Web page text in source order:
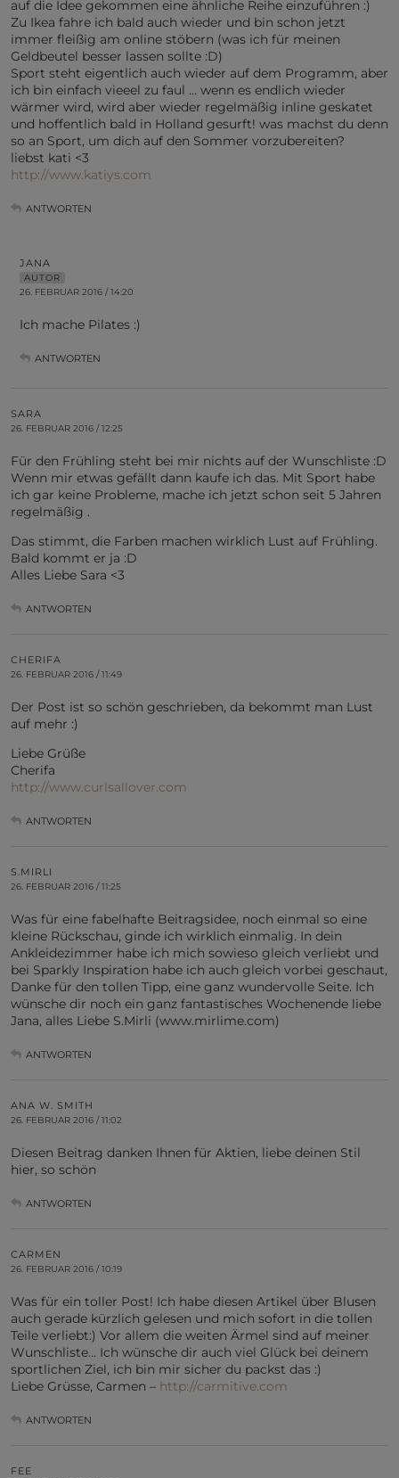
auf die Idee gekommen eine ähnliche Reihe einzuführen :)
Zu Ikea fahre ich bald auch wieder und bin schon jetzt
immer fleißig am online stöbern (was ich für meinen
Geldbeutel besser lassen sollte :D)
Sport steht eigentlich auch wieder auf dem Programm, aber
ich bin einfach vieeel zu faul … wenn es endlich wieder
wärmer wird, wird aber wieder regelmäßig inline geskatet
und hoffentlich bald in Holland gesurft! was machst du denn
so an Sport, um dich auf den Sommer vorzubereiten?
liebst kati <3
http://www.katiys.com
ANTWORTEN
JANA
AUTOR
26. FEBRUAR 2016 / 14:20
Ich mache Pilates :)
ANTWORTEN
SARA
26. FEBRUAR 2016 / 12:25
Für den Frühling steht bei mir nichts auf der Wunschliste :D
Wenn mir etwas gefällt dann kaufe ich das. Mit Sport habe
ich gar keine Probleme, mache ich jetzt schon seit 5 Jahren
regelmäßig .
Das stimmt, die Farben machen wirklich Lust auf Frühling.
Bald kommt er ja :D
Alles Liebe Sara <3
ANTWORTEN
CHERIFA
26. FEBRUAR 2016 / 11:49
Der Post ist so schön geschrieben, da bekommt man Lust
auf mehr :)
Liebe Grüße
Cherifa
http://www.curlsallover.com
ANTWORTEN
S.MIRLI
26. FEBRUAR 2016 / 11:25
Was für eine fabelhafte Beitragsidee, noch einmal so eine
kleine Rückschau, ginde ich wirklich einmalig. In dein
Ankleidezimmer habe ich mich sowieso gleich verliebt und
bei Sparkly Inspiration habe ich auch gleich vorbei geschaut,
Danke für den tollen Tipp, eine ganz wundervolle Seite. Ich
wünsche dir noch ein ganz fantastisches Wochenende liebe
Jana, alles Liebe S.Mirli (www.mirlime.com)
ANTWORTEN
ANA W. SMITH
26. FEBRUAR 2016 / 11:02
Diesen Beitrag danken Ihnen für Aktien, liebe deinen Stil
hier, so schön
ANTWORTEN
CARMEN
26. FEBRUAR 2016 / 10:19
Was für ein toller Post! Ich habe diesen Artikel über Blusen
auch gerade kürzlich gelesen und mich sofort in die tollen
Teile verliebt:) Vor allem die weiten Ärmel sind auf meiner
Wunschliste… Ich wünsche dir auch viel Glück bei deinem
sportlichen Ziel, ich bin mir sicher du packst das :)
Liebe Grüsse, Carmen – http://carmitive.com
ANTWORTEN
FEE